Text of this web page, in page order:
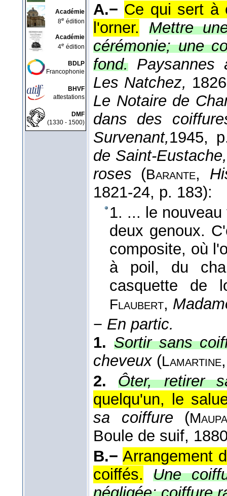
Académie
8e édition
Académie
4e édition
BDLP
Francophonie
BHVF
attestations
DMF
(1330 - 1500)
A.− Ce qui sert à
l'orner.
Mettre
cérémonie; une
fond. Paysannes
Les Natchez,
Le Notaire de
dans des
Survenant,1945,
de Saint-
roses (Barante,
1821-24, p. 183):
1. ... le
deux genoux.
composite, où
à poil, du
casquette de
Flaubert,
− En partic.
1. Sortir sans
cheveux(Lamartine
2.
Ôter, retirer
quelqu'un, le
sa coiffure (
Boule de suif,
B.− Arrangement
coiffés.
Une